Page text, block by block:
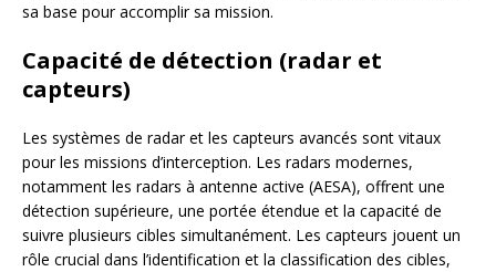
sa base pour accomplir sa mission.
Capacité de détection (radar et
capteurs)
Les systèmes de radar et les capteurs avancés sont vitaux
pour les missions d’interception. Les radars modernes,
notamment les radars à antenne active (AESA), offrent une
détection supérieure, une portée étendue et la capacité de
suivre plusieurs cibles simultanément. Les capteurs jouent un
rôle crucial dans l’identification et la classification des cibles,